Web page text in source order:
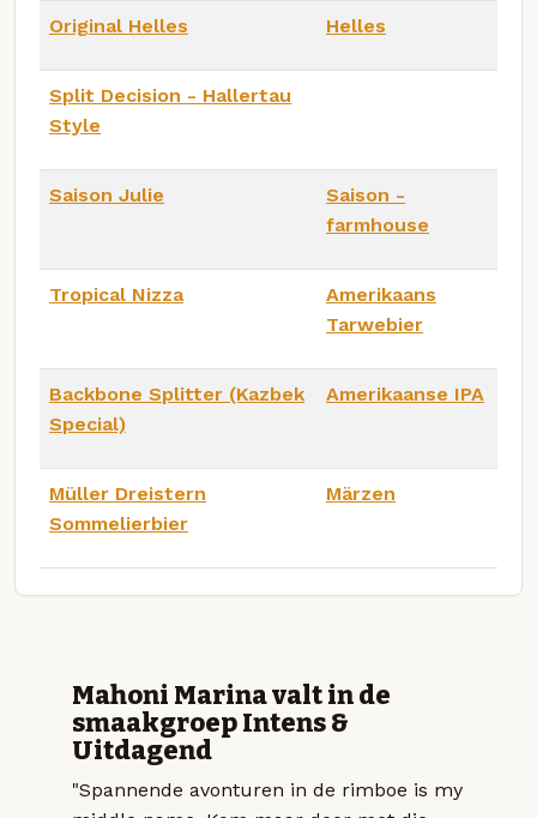
Original Helles Helles
Split Decision - Hallertau
Style
Saison Julie
Saison -
farmhouse
Tropical Nizza
Amerikaans
Tarwebier
Backbone Splitter (Kazbek
Special)
Amerikaanse IPA
Müller Dreistern
Sommelierbier
Märzen
Mahoni Marina valt in de
smaakgroep Intens &
Uitdagend
"Spannende avonturen in de rimboe is my